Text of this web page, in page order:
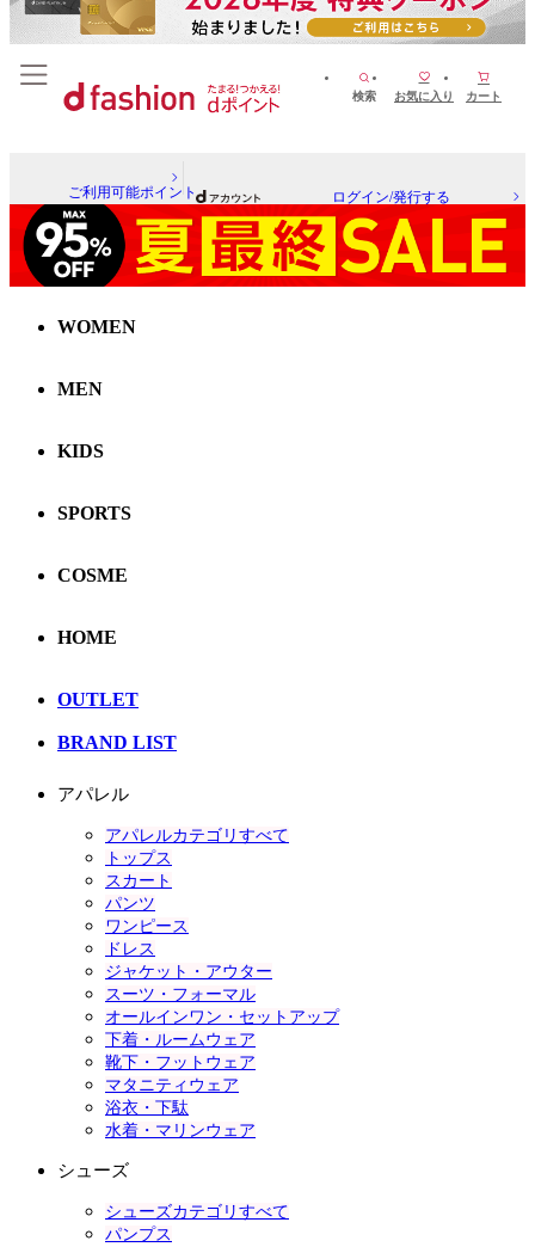
検索 お気に入り カート
ご利用可能ポイント ログイン/発行する
WOMEN
MEN
KIDS
SPORTS
COSME
HOME
OUTLET
BRAND LIST
アパレル
アパレルカテゴリすべて
トップス
スカート
パンツ
ワンピース
ドレス
ジャケット・アウター
スーツ・フォーマル
オールインワン・セットアップ
下着・ルームウェア
靴下・フットウェア
マタニティウェア
浴衣・下駄
水着・マリンウェア
シューズ
シューズカテゴリすべて
パンプス